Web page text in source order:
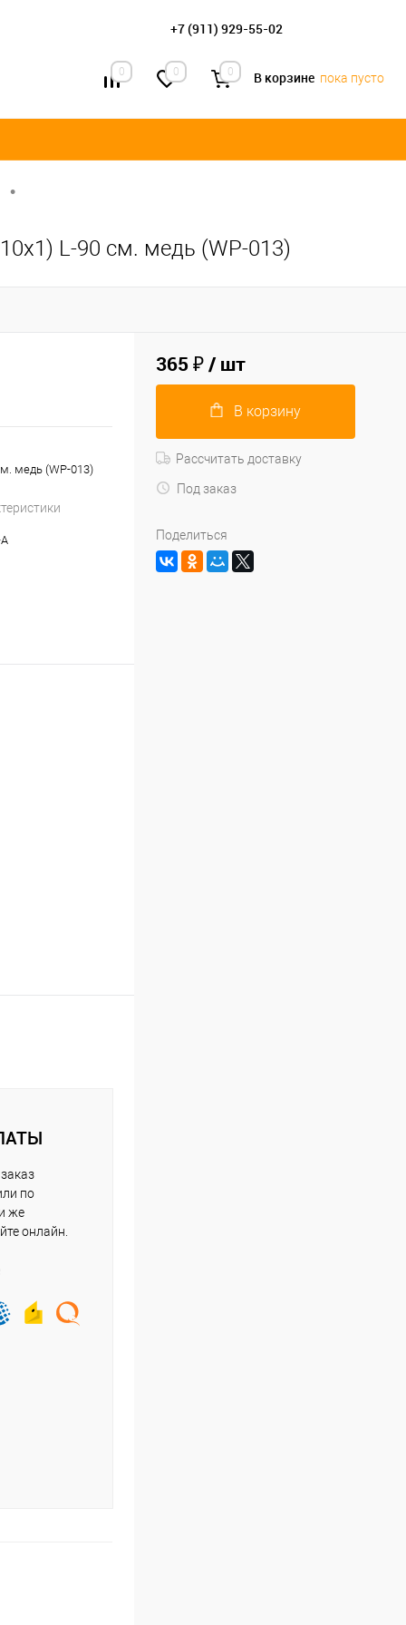
+7 (911) 929-55-02
0 0 0 В корзине пока пусто
•
L-90 см. медь (WP-013)
медь (WP-013)
по
же
онлайн.
365 ₽/ шт
В корзину
Рассчитать доставку
Под заказ
Поделиться